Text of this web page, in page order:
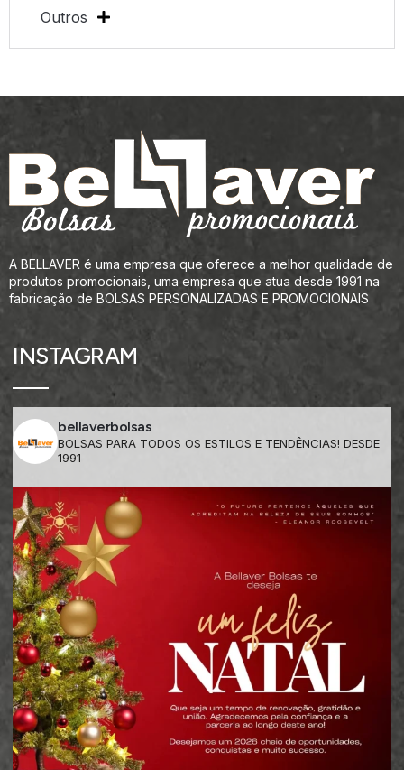
Outros
A BELLAVER é uma empresa que oferece a melhor qualidade de
produtos promocionais, uma empresa que atua desde 1991 na
fabricação de BOLSAS PERSONALIZADAS E PROMOCIONAIS
INSTAGRAM
bellaverbolsas
BOLSAS PARA TODOS OS ESTILOS E TENDÊNCIAS! DESDE
1991